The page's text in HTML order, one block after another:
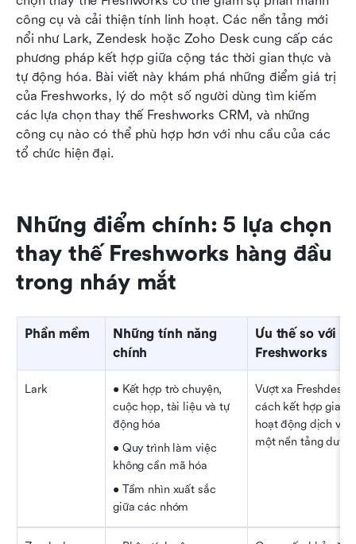
công cụ và cải thiện tính linh hoạt. Các nền tảng mới
nổi như Lark, Zendesk hoặc Zoho Desk cung cấp các
phương pháp kết hợp giữa cộng tác thời gian thực và
tự động hóa. Bài viết này khám phá những điểm giá trị
của Freshworks, lý do một số người dùng tìm kiếm
các lựa chọn thay thế Freshworks CRM, và những
công cụ nào có thể phù hợp hơn với nhu cầu của các
tổ chức hiện đại.
Những điểm chính: 5 lựa chọn
thay thế Freshworks hàng đầu
trong nháy mắt
Phần mềm
Những tính năng
chính
Ưu thế so với
Freshworks
Lark
• Kết hợp trò chuyện,
cuộc họp, tài liệu và tự
động hóa
• Quy trình làm việc
không cần mã hóa
• Tầm nhìn xuất sắc
giữa các nhóm
Vượt xa Freshdesk
cách kết hợp giao
hoạt động dịch vụ
một nền tảng duy